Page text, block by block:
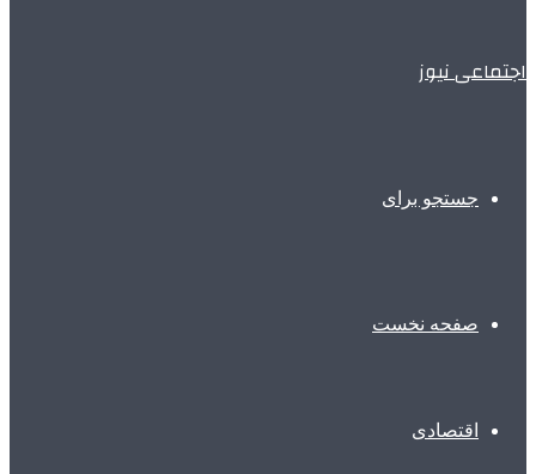
اجتماعی نیوز
جستجو برای
صفحه نخست
اقتصادی